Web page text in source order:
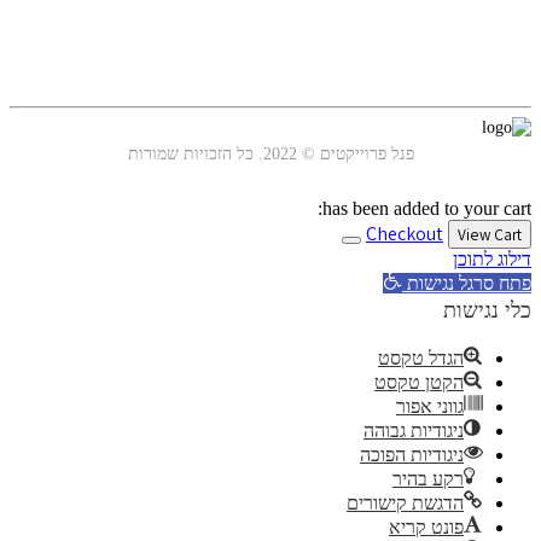
פנל פרוייקטים © 2022. כל הזכויות שמורות
has been added to your cart:
View Cart
Checkout
דילוג לתוכן
פתח סרגל נגישות
כלי נגישות
הגדל טקסט
הקטן טקסט
גווני אפור
ניגודיות גבוהה
ניגודיות הפוכה
רקע בהיר
הדגשת קישורים
פונט קריא